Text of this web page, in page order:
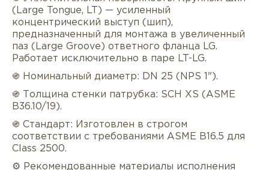
Услуги Оплата/доставка
(Large Tongue, LT) — усиленный
концентрический выступ (шип),
предназначенный для монтажа в увеличенный
паз (Large Groove) ответного фланца LG.
Работает исключительно в паре LT-LG.
֍ Номинальный диаметр: DN 25 (NPS 1").
֍ Толщина стенки патрубка: SCH XS (ASME
B36.10/19).
֍ Стандарт: Изготовлен в строгом
соответствии с требованиями ASME B16.5 для
Class 2500.
⚙️ Рекомендованные материалы исполнения